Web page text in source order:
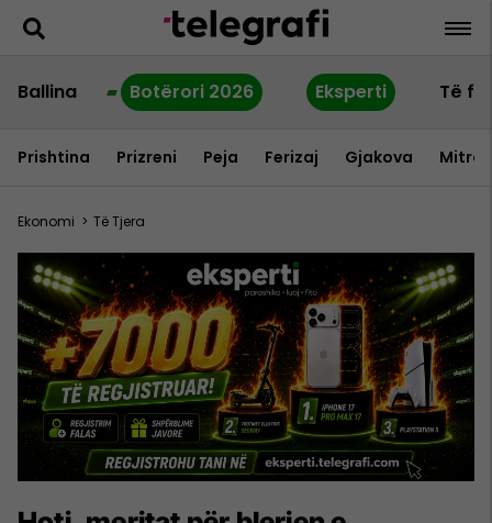
Ballina Botërori 2026 Eksperti Të
Prishtina Prizreni Peja Ferizaj Gjakova
Ekonomi > Të Tjera